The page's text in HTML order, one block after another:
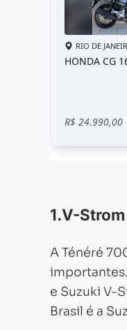
1.V-
A Ténéré
e Suzuki V-
Brasil é a